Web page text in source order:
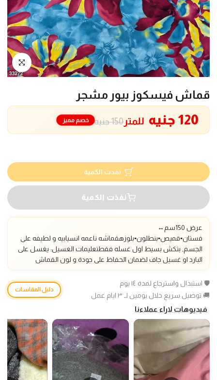
انقر للتكبير
قماش فيسكوز بيور مشجر
150 جنيه 120 جنيه للمتر خصم مميز
نفدت الكمية
نفذت الكمية
عرض 150سم
↔️
فستان▪️قميص▪️بنطلون▪️بلوزهقماشه ناعمه انسيابيه و لطيفه على
الجسم, بتكش بسيط اول غسله فقطتعليمات الغسيل: يغسل على
البارد او غسيل جاف لضمان الحفاظ على جودة و لون القماش
🛡️ استبدال واسترجاع لمدة ١٤ يوم
🚚 توصيل سريع خلال يومين لـ ٣ ايام عمل
دليل المقاسات
فيديوهات لاراء عملاءنا